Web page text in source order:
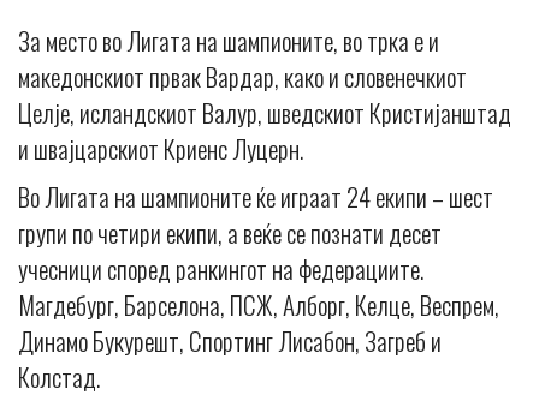
За место во Лигата на шампионите, во трка е и
македонскиот првак Вардар, како и словенечкиот
Целје, исландскиот Валур, шведскиот Кристијанштад
и швајцарскиот Криенс Луцерн.
Во Лигата на шампионите ќе играат 24 екипи – шест
групи по четири екипи, а веќе се познати десет
учесници според ранкингот на федерациите.
Магдебург, Барселона, ПСЖ, Алборг, Келце, Веспрем,
Динамо Букурешт, Спортинг Лисабон, Загреб и
Колстад.